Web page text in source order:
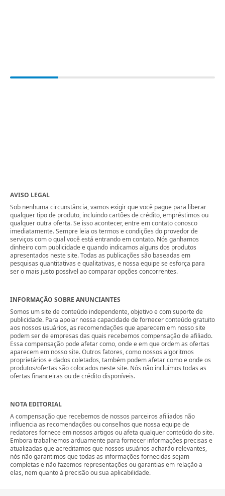
AVISO LEGAL
Sob nenhuma circunstância, vamos exigir que você pague para liberar
qualquer tipo de produto, incluindo cartões de crédito, empréstimos ou
qualquer outra oferta. Se isso acontecer, entre em contato conosco
imediatamente. Sempre leia os termos e condições do provedor de
serviços com o qual você está entrando em contato. Nós ganhamos
dinheiro com publicidade e quando indicamos alguns dos produtos
apresentados neste site. Todas as publicações são baseadas em
pesquisas quantitativas e qualitativas, e nossa equipe se esforça para
ser o mais justo possível ao comparar opções concorrentes.
INFORMAÇÃO SOBRE ANUNCIANTES
Somos um site de conteúdo independente, objetivo e com suporte de
publicidade. Para apoiar nossa capacidade de fornecer conteúdo gratuito
aos nossos usuários, as recomendações que aparecem em nosso site
podem ser de empresas das quais recebemos compensação de afiliado.
Essa compensação pode afetar como, onde e em que ordem as ofertas
aparecem em nosso site. Outros fatores, como nossos algoritmos
proprietários e dados coletados, também podem afetar como e onde os
produtos/ofertas são colocados neste site. Nós não incluímos todas as
ofertas financeiras ou de crédito disponíveis.
NOTA EDITORIAL
A compensação que recebemos de nossos parceiros afiliados não
influencia as recomendações ou conselhos que nossa equipe de
redatores fornece em nossos artigos ou afeta qualquer conteúdo do site.
Embora trabalhemos arduamente para fornecer informações precisas e
atualizadas que acreditamos que nossos usuários acharão relevantes,
nós não garantimos que todas as informações fornecidas sejam
completas e não fazemos representações ou garantias em relação a
elas, nem quanto à precisão ou sua aplicabilidade.